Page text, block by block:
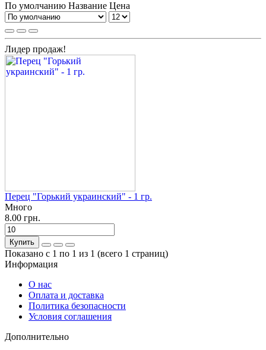
По умолчанию Название Цена
Лидер продаж!
Перец "Горький украинский" - 1 гр.
Много
8.00 грн.
Купить
Показано с 1 по 1 из 1 (всего 1 страниц)
Информация
О нас
Оплата и доставка
Политика безопасности
Условия соглашения
Дополнительно